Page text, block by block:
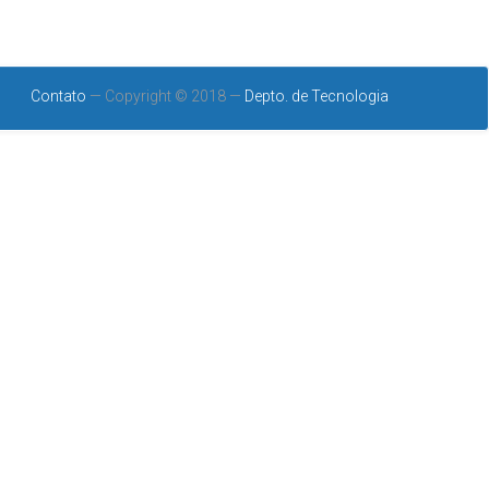
Contato — Copyright © 2018 — Depto. de Tecnologia